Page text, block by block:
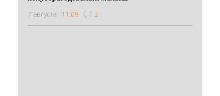
7 августа 11:09 2